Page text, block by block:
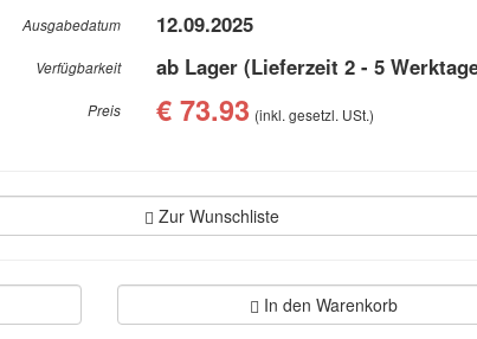
Ausgabedatum 12.09.2025
Verfügbarkeit ab Lager (Lieferzeit 2 - 5
Preis € 73.93 (inkl. gesetzl. USt.)
Zur Wunschliste
In den Warenkorb